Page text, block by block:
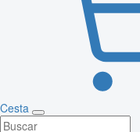
Cesta